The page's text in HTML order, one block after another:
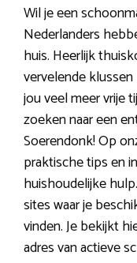
Wil je een
Nederlanders
huis. Heerlijk
vervelende
jou veel meer vrije
zoeken naar een
Soerendonk! Op
praktische tips en
huishoudelijke
sites waar je
vinden. Je bekijkt
adres van actieve